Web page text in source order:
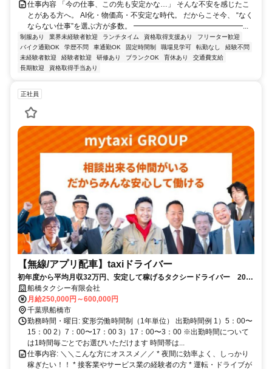
仕事内容 「今の仕事、この先も安定かな…」 そんな不安を感じたこ
とがある方へ。 AI化・物価高・不安定な時代。 だからこそ今、 “なく
ならない仕事”を選ぶ方が多数。 ━━━━━━━━━━━━━━━...
制服あり 業界未経験者歓迎 ランチタイム 資格取得支援あり
フリーター歓迎
バイク通勤OK
学歴不問 車通勤OK 固定時間制 職場見学可 転勤なし
経験不問
未経験者歓迎
経験者歓迎 研修あり ブランクOK 育休あり
交通費支給
長期歓迎
資格取得手当あり
正社員
【無線/アプリ配車】taxiドライバー
初年度から平均月収32万円、安定して稼げるタクシードライバー 20〜
30代・女性ドライバーも活躍中／2種免許取得は会社全額負担／アプリ
配車で効率よく稼げる環境！
船橋タクシー有限会社
月給250,000円～600,000円
千葉県船橋市
勤務時間・曜日: 変形労働時間制（1年単位） 出勤時間例 1）5：00〜
15：00 2）7：00〜17：00 3）17：00〜3：00 ※出勤時間について
は1時間毎ごとでお選びいただけます 時間帯は...
仕事内容: ＼＼こんな方にオススメ／／ * 夜間に効率よく、しっかり
稼ぎたい！！ * 接客業やサービス業の経験者の方 * 運転・ドライブが